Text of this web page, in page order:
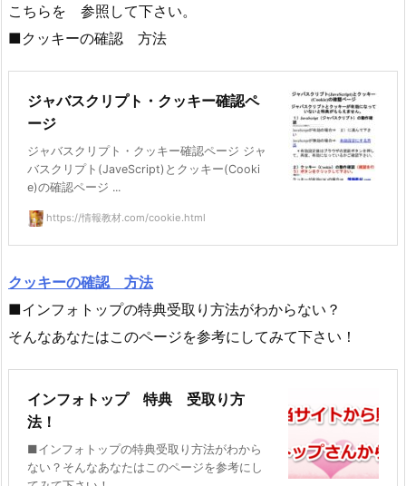
こちらを 参照して下さい。
■クッキーの確認 方法
ジャバスクリプト・クッキー確認ペ
ージ
ジャバスクリプト・クッキー確認ページ ジャ
バスクリプト(JaveScript)とクッキー(Cooki
e)の確認ページ ...
https://情報教材.com/cookie.html
クッキーの確認 方法
■インフォトップの特典受取り方法がわからない？
そんなあなたはこのページを参考にしてみて下さい！
インフォトップ 特典 受取り方
法！
■インフォトップの特典受取り方法がわから
ない？そんなあなたはこのページを参考にし